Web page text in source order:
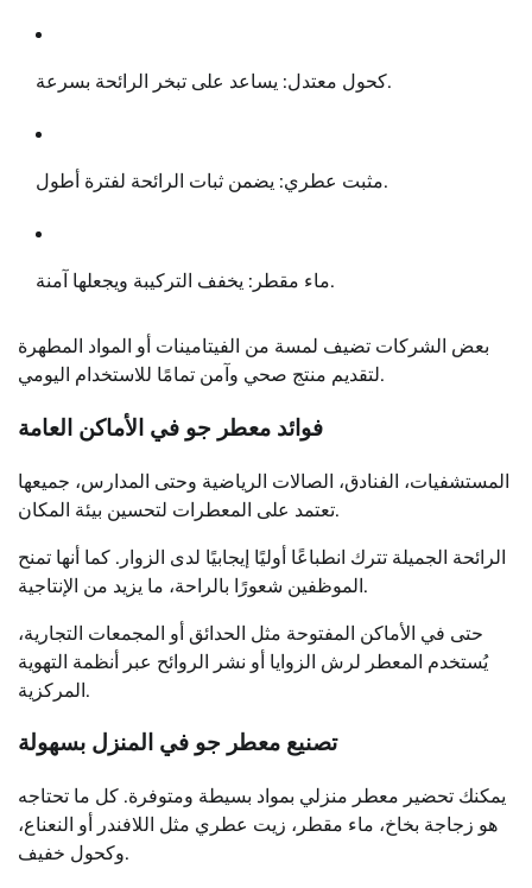
كحول معتدل: يساعد على تبخر الرائحة بسرعة.
مثبت عطري: يضمن ثبات الرائحة لفترة أطول.
ماء مقطر: يخفف التركيبة ويجعلها آمنة.
بعض الشركات تضيف لمسة من الفيتامينات أو المواد المطهرة
لتقديم منتج صحي وآمن تمامًا للاستخدام اليومي.
فوائد معطر جو في الأماكن العامة
المستشفيات، الفنادق، الصالات الرياضية وحتى المدارس، جميعها
تعتمد على المعطرات لتحسين بيئة المكان.
الرائحة الجميلة تترك انطباعًا أوليًا إيجابيًا لدى الزوار. كما أنها تمنح
الموظفين شعورًا بالراحة، ما يزيد من الإنتاجية.
حتى في الأماكن المفتوحة مثل الحدائق أو المجمعات التجارية،
يُستخدم المعطر لرش الزوايا أو نشر الروائح عبر أنظمة التهوية
المركزية.
تصنيع معطر جو في المنزل بسهولة
يمكنك تحضير معطر منزلي بمواد بسيطة ومتوفرة. كل ما تحتاجه
هو زجاجة بخاخ، ماء مقطر، زيت عطري مثل اللافندر أو النعناع،
وكحول خفيف.